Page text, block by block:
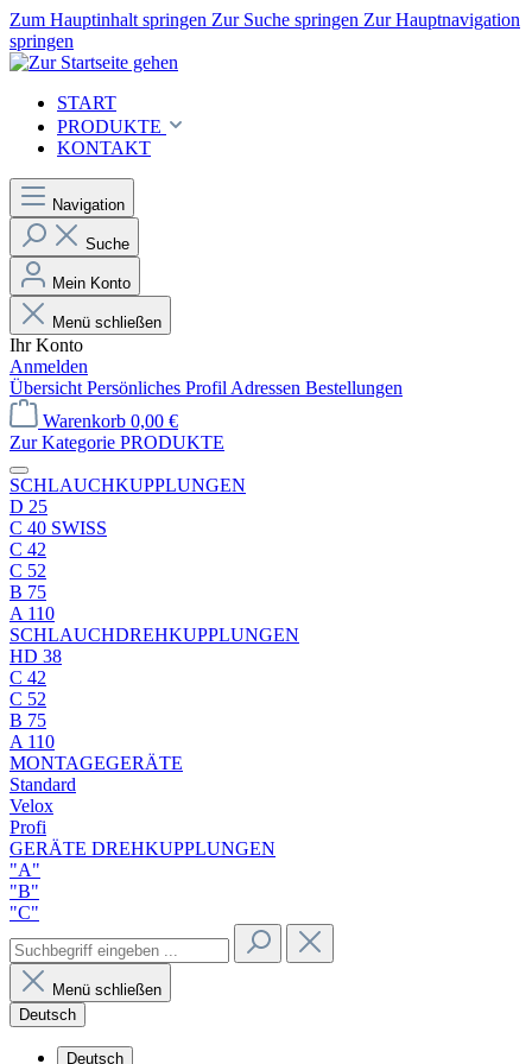
Zum Hauptinhalt springen Zur Suche springen Zur Hauptnavigation
springen
START
PRODUKTE
KONTAKT
Navigation
Suche
Mein Konto
Menü schließen
Ihr Konto
Anmelden
Übersicht Persönliches Profil Adressen Bestellungen
Warenkorb 0,00 €
Zur Kategorie PRODUKTE
SCHLAUCHKUPPLUNGEN
D 25
C 40 SWISS
C 42
C 52
B 75
A 110
SCHLAUCHDREHKUPPLUNGEN
HD 38
C 42
C 52
B 75
A 110
MONTAGEGERÄTE
Standard
Velox
Profi
GERÄTE DREHKUPPLUNGEN
"A"
"B"
"C"
Menü schließen
Deutsch
Deutsch